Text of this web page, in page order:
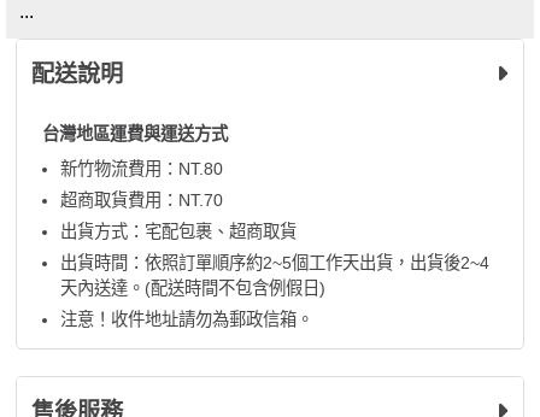
...
配送說明
台灣地區運費與運送方式
新竹物流費用：NT.80
超商取貨費用：NT.70
出貨方式：宅配包裹、超商取貨
出貨時間：依照訂單順序約2~5個工作天出貨，出貨後2~4
天內送達。(配送時間不包含例假日)
注意！收件地址請勿為郵政信箱。
售後服務